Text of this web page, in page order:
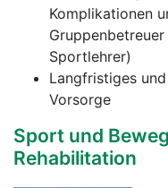
Komplikationen
Sportlehrer)
Langfristiges
Vorsorge
Sport und
Rehabilitation